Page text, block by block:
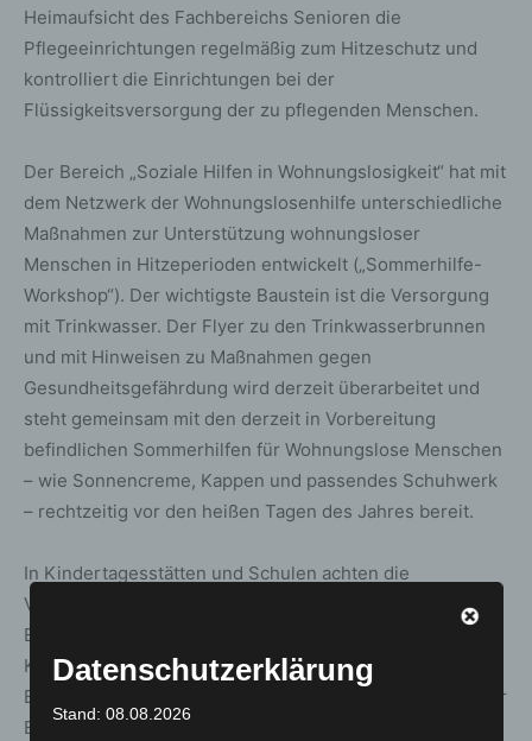
Heimaufsicht des Fachbereichs Senioren die
Pflegeeinrichtungen regelmäßig zum Hitzeschutz und
kontrolliert die Einrichtungen bei der
Flüssigkeitsversorgung der zu pflegenden Menschen.
Der Bereich „Soziale Hilfen in Wohnungslosigkeit“ hat mit
dem Netzwerk der Wohnungslosenhilfe unterschiedliche
Maßnahmen zur Unterstützung wohnungsloser
Menschen in Hitzeperioden entwickelt („Sommerhilfe-
Workshop“). Der wichtigste Baustein ist die Versorgung
mit Trinkwasser. Der Flyer zu den Trinkwasserbrunnen
und mit Hinweisen zu Maßnahmen gegen
Gesundheitsgefährdung wird derzeit überarbeitet und
steht gemeinsam mit den derzeit in Vorbereitung
befindlichen Sommerhilfen für Wohnungslose Menschen
– wie Sonnencreme, Kappen und passendes Schuhwerk
– rechtzeitig vor den heißen Tagen des Jahres bereit.
In Kindertagesstätten und Schulen achten die
Verantwortlichen an heißen Tagen zum Beispiel auf das
Eincremen mit Sonnenschutz und das Tragen von
Kopfbedeckungen. Auch technische Vorbereitungen wie
Beschattung von Fenstern und Außengeländen sowie der
Einsatz von Ventilatoren werden bei Bedarf vorbereitet.
Datenschutzerklärung
Stand: 08.08.2026